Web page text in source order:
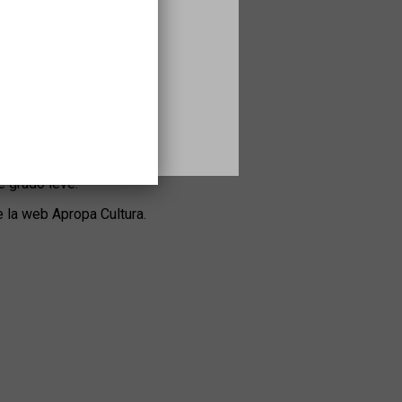
especialmente para personas con
grado leve.
web Apropa Cultura.